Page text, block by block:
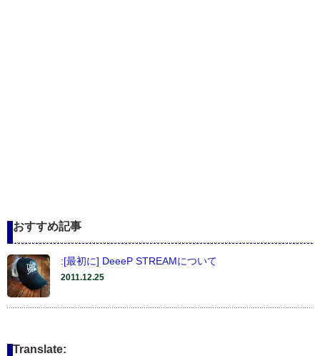
おすすめ記事
:[最初に] DeeeP STREAMについて
2011.12.25
Translate: